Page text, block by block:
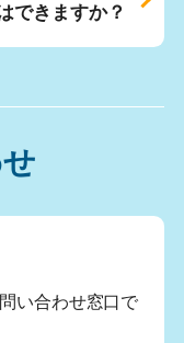
できますか？
い合わせ窓口で